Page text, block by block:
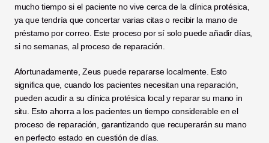
mucho tiempo si el paciente no vive cerca de la clínica protésica,
ya que tendría que concertar varias citas o recibir la mano de
préstamo por correo. Este proceso por sí solo puede añadir días,
si no semanas, al proceso de reparación.
Afortunadamente, Zeus puede repararse localmente. Esto
significa que, cuando los pacientes necesitan una reparación,
pueden acudir a su clínica protésica local y reparar su mano in
situ. Esto ahorra a los pacientes un tiempo considerable en el
proceso de reparación, garantizando que recuperarán su mano
en perfecto estado en cuestión de días.